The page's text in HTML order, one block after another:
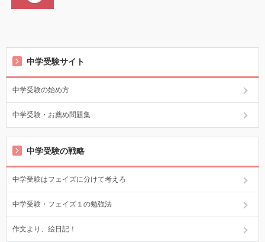
中学受験サイト
中学受験の始め方
中学受験・お薦め問題集
中学受験の戦略
中学受験はフェイズに分けて考えろ
中学受験・フェイズ１の勉強法
作文より、絵日記！